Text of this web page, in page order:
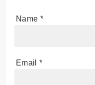
Name *
Email *